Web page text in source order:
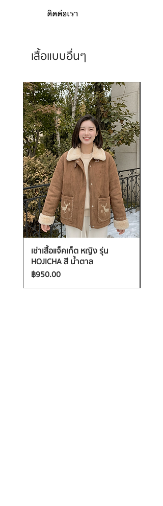
ติดต่อเรา
เสื้อแบบอื่นๆ
เช่าเสื้อแจ็คเก็ต หญิง รุ่น
HOJICHA สี น้ำตาล
ราคา
฿950.00